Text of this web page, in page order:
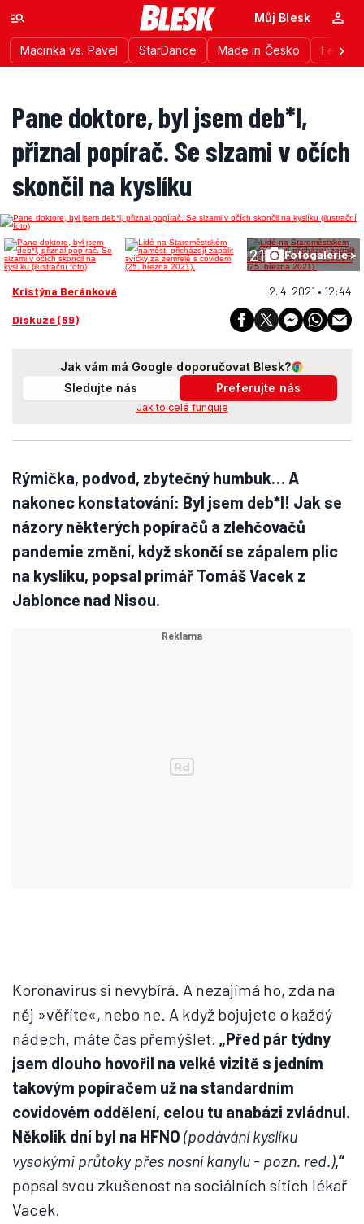
Macinka vs. Pavel StarDance Made in Česko
Můj Blesk
Pane doktore, byl jsem deb*l,
přiznal popírač. Se slzami v očích
skončil na kyslíku
21 Fotogalerie >
Kristýna Beránková 2. 4. 2021 • 12:44
Diskuze (69)
Jak vám má Google doporučovat Blesk?
Sledujte nás
Preferujte nás
Jak to celé funguje
Rýmička, podvod, zbytečný humbuk… A
nakonec konstatování: Byl jsem deb*l! Jak se
názory některých popíračů a zlehčovačů
pandemie změní, když skončí se zápalem plic
na kyslíku, popsal primář Tomáš Vacek z
Jablonce nad Nisou.
Koronavirus si nevybírá. A nezajímá ho, zda na
něj »věříte«, nebo ne. A když bojujete o každý
nádech, máte čas přemýšlet. „Před pár týdny
jsem dlouho hovořil na velké vizitě s jedním
takovým popíračem už na standardním
covidovém oddělení, celou tu anabázi zvládnul.
Několik dní byl na HFNO (podávání kyslíku
vysokými průtoky přes nosní kanylu - pozn. red.),“
popsal svou zkušenost na sociálních sítích lékař
Vacek.